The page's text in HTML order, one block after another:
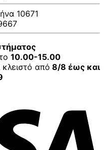
10671
10.00-15.00
από 8/8 έως και